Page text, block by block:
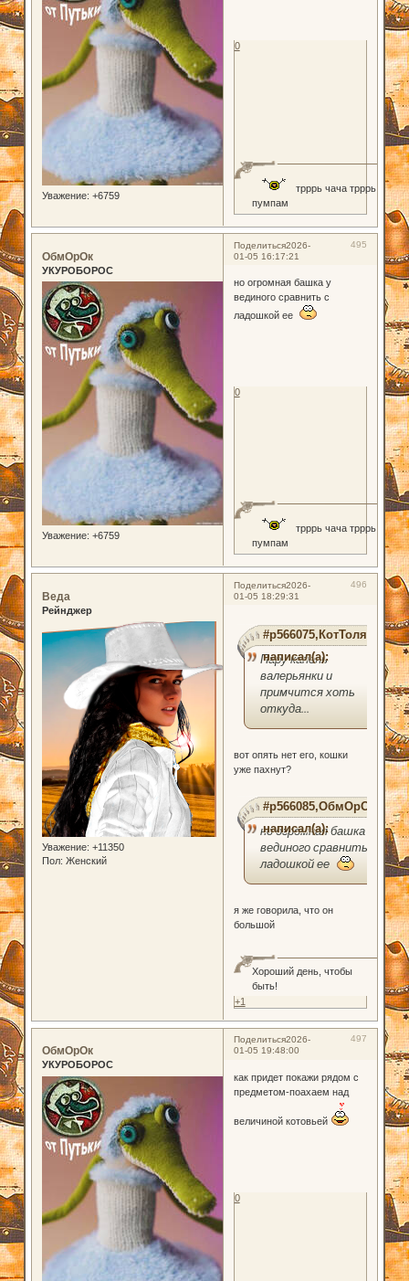
Уважение: +6759
трррь чача трррь
пумпам
0
Поделиться 495
2026-
01-05 16:17:21
ОбмОрОк
УКУРОБОРОС
Уважение: +6759
но огромная башка у
вединого сравнить с
ладошкой ее
трррь чача трррь
пумпам
0
Поделиться 496
2026-
01-05 18:29:31
Веда
Рейнджер
Уважение: +11350
Пол: Женский
#p566075,КотТолян
написал(а):
Пару капель
валерьянки и
примчится хоть
откуда...
вот опять нет его, кошки
уже пахнут?
#p566085,ОбмОрОк
написал(а):
но огромная башка у
вединого сравнить с
ладошкой ее
я же говорила, что он
большой
Хороший день, чтобы
быть!
+1
Поделиться 497
2026-
01-05 19:48:00
ОбмОрОк
УКУРОБОРОС
как придет покажи рядом с
предметом-поахаем над
величиной котовьей
0